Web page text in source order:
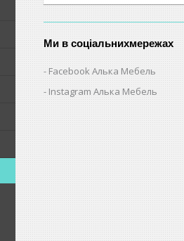
Ми в соціальнихмережах
Facebook Алька Мебель
Instagram Алька Мебель